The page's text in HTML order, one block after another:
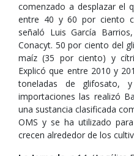
comenzado a desplazar el
entre 40 y 60 por ciento
señaló Luis García
Conacyt. 50 por ciento del
maíz (35 por ciento) y
Explicó que entre 2010 y
toneladas de
importaciones las realizó
una sustancia clasificada
OMS y se ha utilizado
crecen alrededor de los